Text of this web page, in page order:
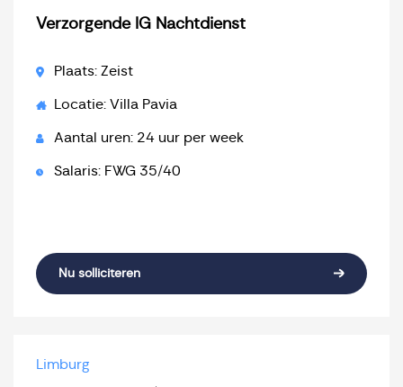
Verzorgende IG Nachtdienst
Plaats: Zeist
Locatie: Villa Pavia
Aantal uren: 24 uur per week
Salaris: FWG 35/40
Nu solliciteren
Limburg